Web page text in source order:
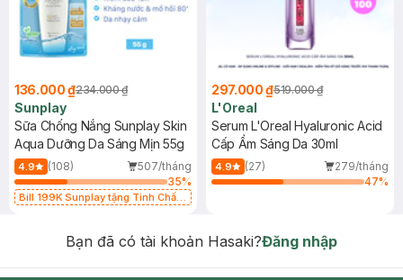
136.000 ₫234.000 ₫
Sunplay
Sữa Chống Nắng Sunplay Skin
Aqua Dưỡng Da Sáng Mịn 55g
4.9 (108)
507/tháng
35%
Bill 199K Sunplay tặng Tinh Chất
297.000 ₫519.000 ₫
L'Oreal
Serum L'Oreal Hyaluronic Acid
Cấp Ẩm Sáng Da 30ml
4.9 (27)
279/tháng
47%
Bạn đã có tài khoản Hasaki?Đăng nhập